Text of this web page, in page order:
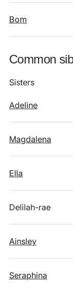
Bom
Common
Sisters
Adeline
Magdalena
Ella
Delilah-rae
Ainsley
Seraphina